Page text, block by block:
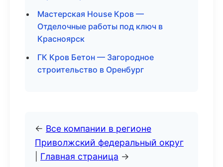
Мастерская House Кров —
Отделочные работы под ключ в
Красноярск
ГК Кров Бетон — Загородное
строительство в Оренбург
← Все компании в регионе
Приволжский федеральный округ
Главная страница →